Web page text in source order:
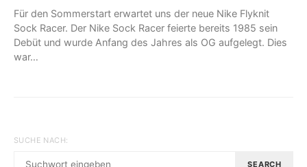
Für den Sommerstart erwartet uns der neue Nike Flyknit
Sock Racer. Der Nike Sock Racer feierte bereits 1985 sein
Debüt und wurde Anfang des Jahres als OG aufgelegt. Dies
war…
SUCHE NACH:
SEARCH